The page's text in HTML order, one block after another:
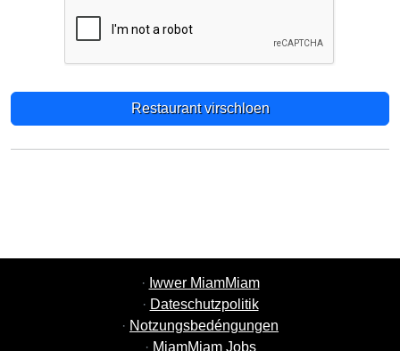
Restaurant virschloen
· Iwwer MiamMiam
· Dateschutzpolitik
· Notzungsbedéngungen
· MiamMiam Jobs